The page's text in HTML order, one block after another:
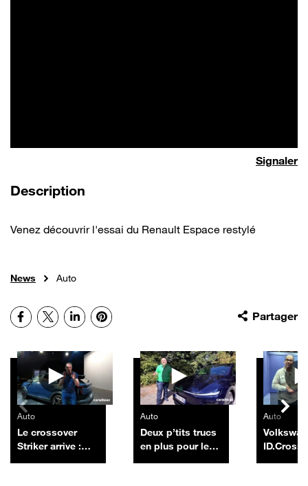
Signaler
Description
Venez découvrir l'essai du Renault Espace restylé
News Auto
Partager
Facebook
X LinkedInPinterest
Autres vidéos
Auto
Le crossover
Striker arrive :
Auto
Deux p’tits trucs
en plus pour le
Auto
ID.Cross